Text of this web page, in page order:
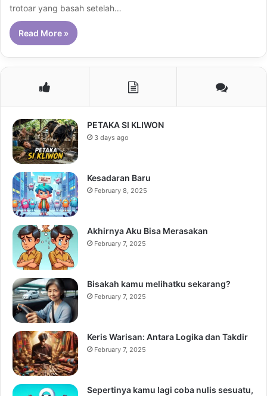
trotoar yang basah setelah…
Read More »
PETAKA SI KLIWON
3 days ago
Kesadaran Baru
February 8, 2025
Akhirnya Aku Bisa Merasakan
February 7, 2025
Bisakah kamu melihatku sekarang?
February 7, 2025
Keris Warisan: Antara Logika dan Takdir
February 7, 2025
Sepertinya kamu lagi coba nulis sesuatu,